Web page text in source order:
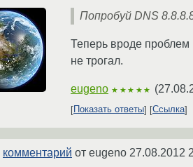
Попробуй DNS
Теперь вроде проблем
не трогал.
eugeno ★★★★★ (
Показать ответы
Ссылка
комментарий от eugeno 27.08.2012